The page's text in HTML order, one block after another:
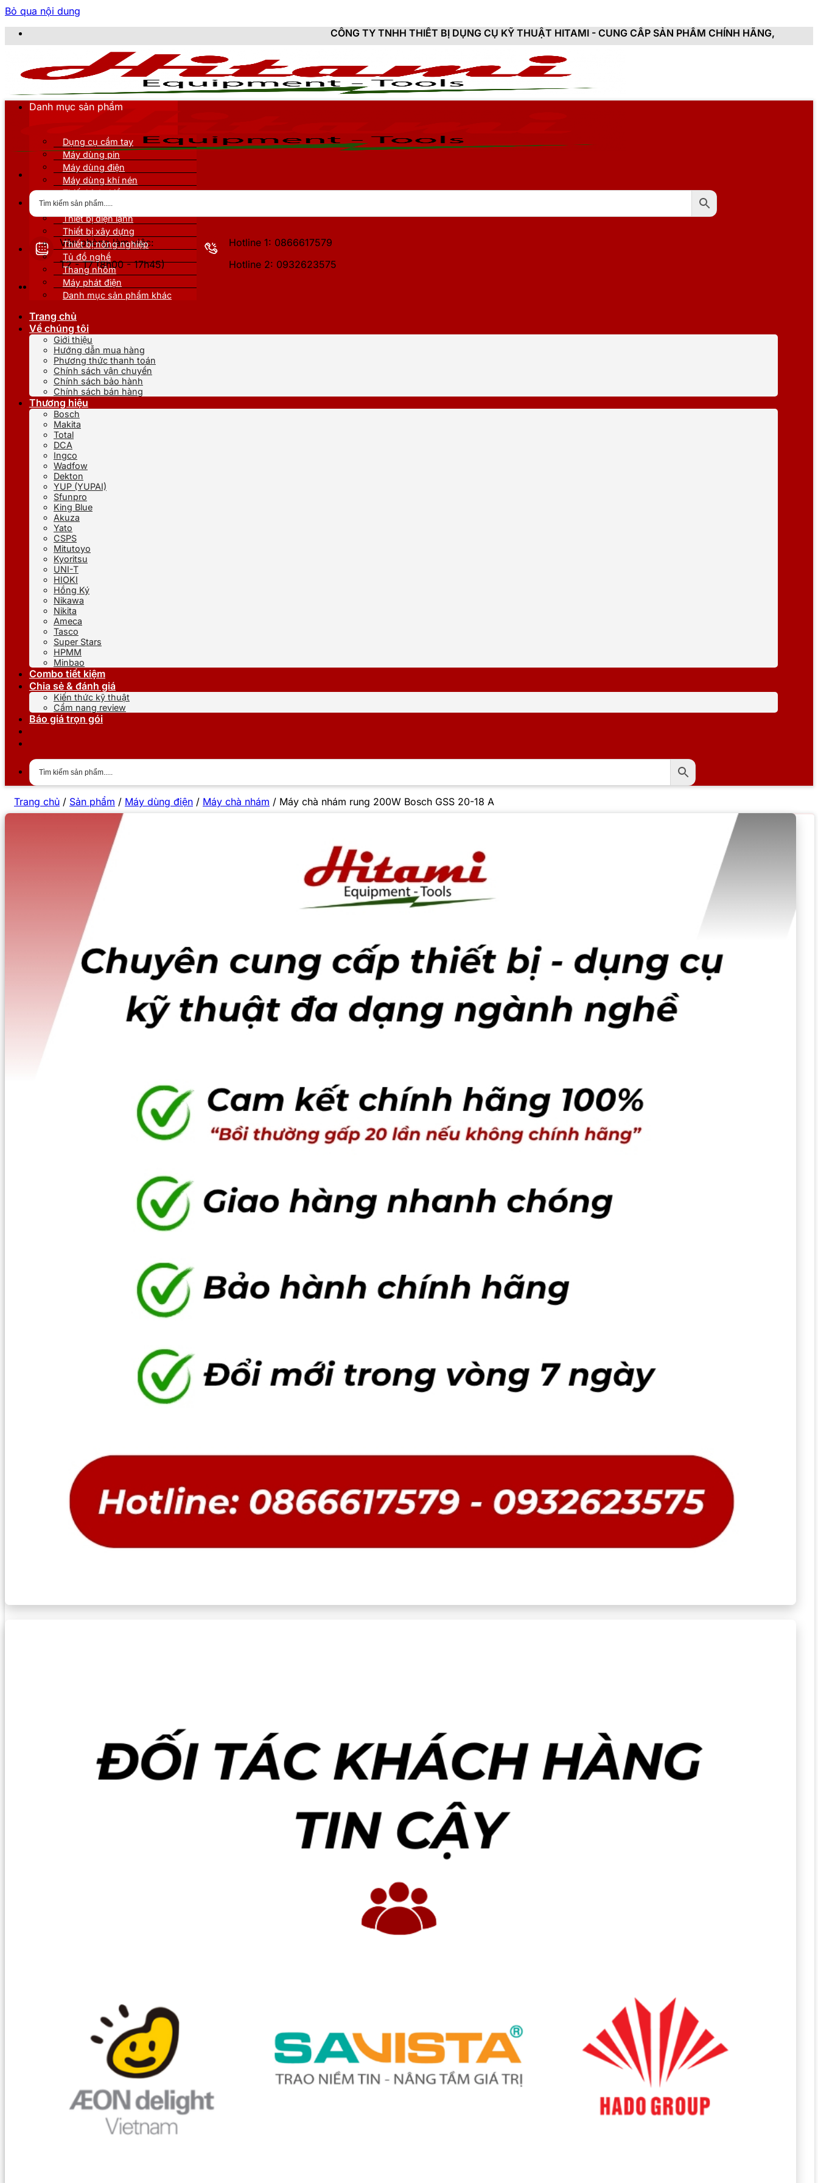
Bỏ qua nội dung
CÔNG TY TNHH THIẾT BỊ DỤNG CỤ KỸ THUẬT HITAMI - CUNG CẤP SẢN PHẨM CHÍNH HÃNG, MỚI 100%, ĐẦY ĐỦ
Văn phòng làm việc:
T2 - T7 (8h00 - 17h45)
Hotline 1: 0866617579
Hotline 2: 0932623575
Danh mục sản phẩm
Dụng cụ cầm tay
Máy dùng pin
Máy dùng điện
Máy dùng khí nén
Thiết bị đo kiểm
Thiết bị nâng đỡ
Thiết bị điện lạnh
Thiết bị xây dựng
Thiết bị nông nghiệp
Tủ đồ nghề
Thang nhôm
Máy phát điện
Danh mục sản phẩm khác
Trang chủ
Về chúng tôi
Giới thiệu
Hướng dẫn mua hàng
Phương thức thanh toán
Chính sách vận chuyển
Chính sách bảo hành
Chính sách bán hàng
Thương hiệu
Bosch
Makita
Total
DCA
Ingco
Wadfow
Dekton
YUP (YUPAI)
Sfunpro
King Blue
Akuza
Yato
CSPS
Mitutoyo
Kyoritsu
UNI-T
HIOKI
Hồng Ký
Nikawa
Nikita
Ameca
Tasco
Super Stars
HPMM
Minbao
Combo tiết kiệm
Chia sẻ & đánh giá
Kiến thức kỹ thuật
Cẩm nang review
Báo giá trọn gói
Trang chủ / Sản phẩm / Máy dùng điện / Máy chà nhám / Máy chà nhám rung 200W Bosch GSS 20-18 A